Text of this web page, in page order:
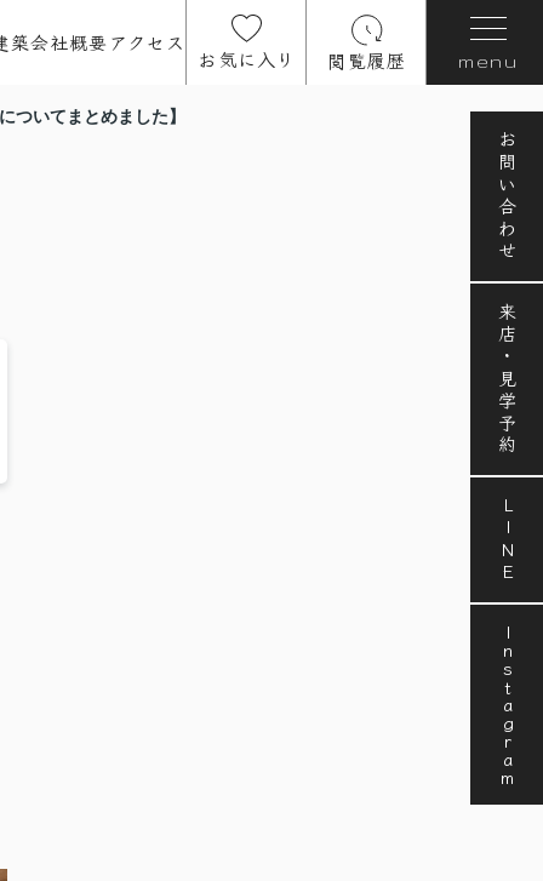
築会社概要アクセス
お気に入り 閲覧履歴 menu
お問い合わせ
来店・見学予約
LINE
Instagram
ついてまとめました】